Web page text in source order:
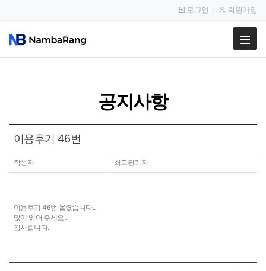
팔고
공지사항
이용후기
로그인 회원가입
공지사항
이용후기 46번
작성자 최고관리자
이용후기 46번 올렸습니다..
많이 읽어 주세요..
감사합니다.